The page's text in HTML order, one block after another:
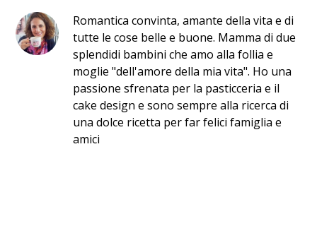
Romantica convinta, amante della vita e di
tutte le cose belle e buone. Mamma di due
splendidi bambini che amo alla follia e
moglie "dell'amore della mia vita". Ho una
passione sfrenata per la pasticceria e il
cake design e sono sempre alla ricerca di
una dolce ricetta per far felici famiglia e
amici